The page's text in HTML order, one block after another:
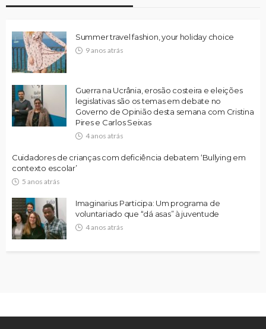
Summer travel fashion, your holiday choice
9 anos atrás
Guerra na Ucrânia, erosão costeira e eleições
legislativas são os temas em debate no
Governo de Opinião desta semana com Cristina
Pires e Carlos Seixas
4 anos atrás
Cuidadores de crianças com deficiência debatem ‘Bullying em
contexto escolar’
5 anos atrás
Imaginarius Participa: Um programa de
voluntariado que “dá asas” à juventude
4 anos atrás